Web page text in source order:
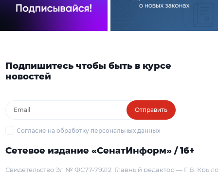
Подпишитесь чтобы быть в курсе
новостей
Отправить
Согласие на обработку персональных данных
Сетевое издание «СенатИнформ» / 16+
Свидетельство Эл № ФС77-79212 Главный редактор — Г. В.